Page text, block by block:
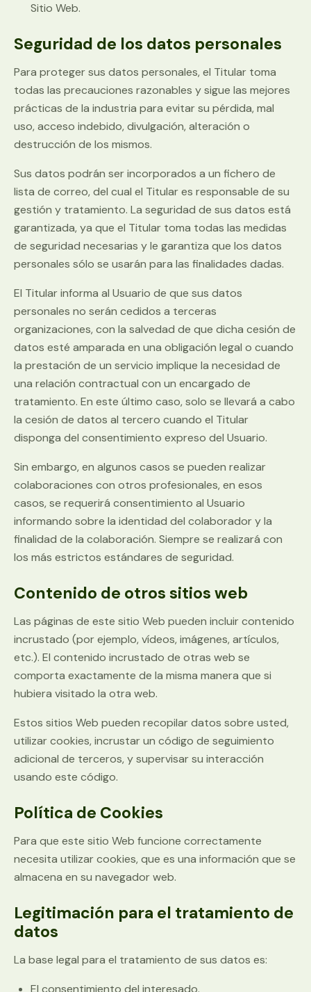
Sitio Web.
Seguridad de los datos personales
Para proteger sus datos personales, el Titular toma
todas las precauciones razonables y sigue las mejores
prácticas de la industria para evitar su pérdida, mal
uso, acceso indebido, divulgación, alteración o
destrucción de los mismos.
Sus datos podrán ser incorporados a un fichero de
lista de correo, del cual el Titular es responsable de su
gestión y tratamiento. La seguridad de sus datos está
garantizada, ya que el Titular toma todas las medidas
de seguridad necesarias y le garantiza que los datos
personales sólo se usarán para las finalidades dadas.
El Titular informa al Usuario de que sus datos
personales no serán cedidos a terceras
organizaciones, con la salvedad de que dicha cesión de
datos esté amparada en una obligación legal o cuando
la prestación de un servicio implique la necesidad de
una relación contractual con un encargado de
tratamiento. En este último caso, solo se llevará a cabo
la cesión de datos al tercero cuando el Titular
disponga del consentimiento expreso del Usuario.
Sin embargo, en algunos casos se pueden realizar
colaboraciones con otros profesionales, en esos
casos, se requerirá consentimiento al Usuario
informando sobre la identidad del colaborador y la
finalidad de la colaboración. Siempre se realizará con
los más estrictos estándares de seguridad.
Contenido de otros sitios web
Las páginas de este sitio Web pueden incluir contenido
incrustado (por ejemplo, vídeos, imágenes, artículos,
etc.). El contenido incrustado de otras web se
comporta exactamente de la misma manera que si
hubiera visitado la otra web.
Estos sitios Web pueden recopilar datos sobre usted,
utilizar cookies, incrustar un código de seguimiento
adicional de terceros, y supervisar su interacción
usando este código.
Política de Cookies
Para que este sitio Web funcione correctamente
necesita utilizar cookies, que es una información que se
almacena en su navegador web.
Legitimación para el tratamiento de
datos
La base legal para el tratamiento de sus datos es:
El consentimiento del interesado.